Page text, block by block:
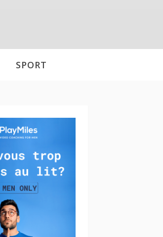
SPORT